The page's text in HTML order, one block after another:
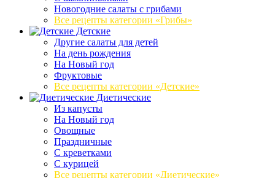
Новогодние салаты с грибами
Все рецепты категории «Грибы»
Детские
Другие салаты для детей
На день рождения
На Новый год
Фруктовые
Все рецепты категории «Детские»
Диетические
Из капусты
На Новый год
Овощные
Праздничные
С креветками
С курицей
Все рецепты категории «Диетические»